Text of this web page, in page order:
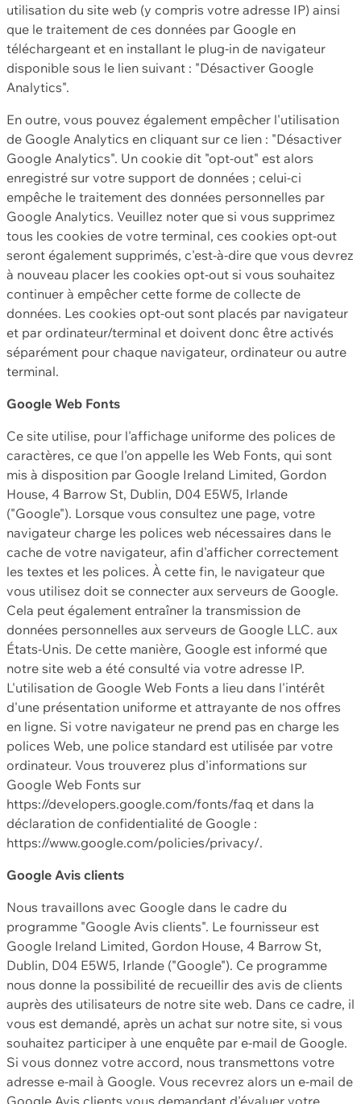
utilisation du site web (y compris votre adresse IP) ainsi
que le traitement de ces données par Google en
téléchargeant et en installant le plug-in de navigateur
disponible sous le lien suivant : "Désactiver Google
Analytics".
En outre, vous pouvez également empêcher l'utilisation
de Google Analytics en cliquant sur ce lien : "Désactiver
Google Analytics". Un cookie dit "opt-out" est alors
enregistré sur votre support de données ; celui-ci
empêche le traitement des données personnelles par
Google Analytics. Veuillez noter que si vous supprimez
tous les cookies de votre terminal, ces cookies opt-out
seront également supprimés, c'est-à-dire que vous devrez
à nouveau placer les cookies opt-out si vous souhaitez
continuer à empêcher cette forme de collecte de
données. Les cookies opt-out sont placés par navigateur
et par ordinateur/terminal et doivent donc être activés
séparément pour chaque navigateur, ordinateur ou autre
terminal.
Google Web Fonts
Ce site utilise, pour l'affichage uniforme des polices de
caractères, ce que l'on appelle les Web Fonts, qui sont
mis à disposition par Google Ireland Limited, Gordon
House, 4 Barrow St, Dublin, D04 E5W5, Irlande
("Google"). Lorsque vous consultez une page, votre
navigateur charge les polices web nécessaires dans le
cache de votre navigateur, afin d'afficher correctement
les textes et les polices. À cette fin, le navigateur que
vous utilisez doit se connecter aux serveurs de Google.
Cela peut également entraîner la transmission de
données personnelles aux serveurs de Google LLC. aux
États-Unis. De cette manière, Google est informé que
notre site web a été consulté via votre adresse IP.
L'utilisation de Google Web Fonts a lieu dans l'intérêt
d'une présentation uniforme et attrayante de nos offres
en ligne. Si votre navigateur ne prend pas en charge les
polices Web, une police standard est utilisée par votre
ordinateur. Vous trouverez plus d'informations sur
Google Web Fonts sur
https://developers.google.com/fonts/faq et dans la
déclaration de confidentialité de Google :
https://www.google.com/policies/privacy/.
Google Avis clients
Nous travaillons avec Google dans le cadre du
programme "Google Avis clients". Le fournisseur est
Google Ireland Limited, Gordon House, 4 Barrow St,
Dublin, D04 E5W5, Irlande ("Google"). Ce programme
nous donne la possibilité de recueillir des avis de clients
auprès des utilisateurs de notre site web. Dans ce cadre, il
vous est demandé, après un achat sur notre site, si vous
souhaitez participer à une enquête par e-mail de Google.
Si vous donnez votre accord, nous transmettons votre
adresse e-mail à Google. Vous recevrez alors un e-mail de